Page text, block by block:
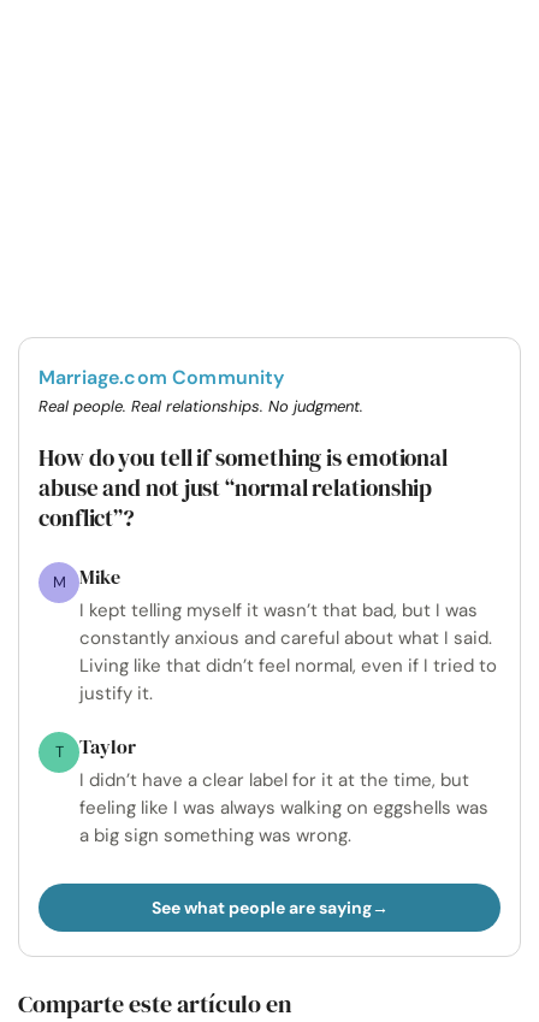
Marriage.com Community
Real people. Real relationships. No judgment.
How do you tell if something is emotional
abuse and not just “normal relationship
conflict”?
M Mike
I kept telling myself it wasn’t that bad, but I was
constantly anxious and careful about what I said.
Living like that didn’t feel normal, even if I tried to
justify it.
T Taylor
I didn’t have a clear label for it at the time, but
feeling like I was always walking on eggshells was
a big sign something was wrong.
See what people are saying
Comparte este artículo en